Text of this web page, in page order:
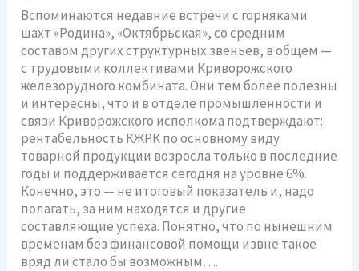
Вспоминаются недавние встречи с горняками
шахт «Родина», «Октябрьская», со средним
составом других структурных звеньев, в общем —
с трудовыми коллективами Криворожского
железорудного комбината. Они тем более полезны
и интересны, что и в отделе промышленности и
связи Криворожского исполкома подтверждают:
рентабельность КЖРК по основному виду
товарной продукции возросла только в последние
годы и поддерживается сегодня на уровне 6%.
Конечно, это — не итоговый показатель и, надо
полагать, за ним находятся и другие
составляющие успеха. Понятно, что по нынешним
временам без финансовой помощи извне такое
вряд ли стало бы возможным….